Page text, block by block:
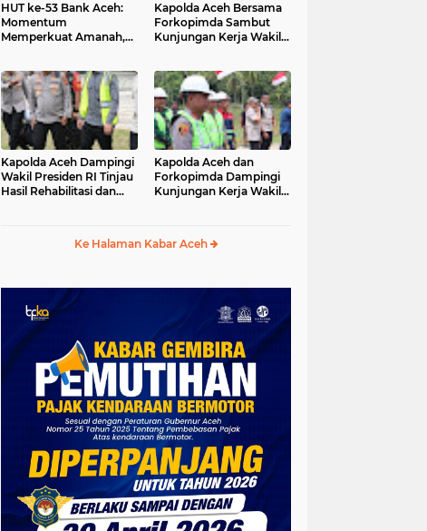
HUT ke-53 Bank Aceh:
Momentum
Memperkuat Amanah,
Kapolda Aceh Bersama
Forkopimda Sambut
Kunjungan Kerja Wakil
Kapolda Aceh Dampingi
Wakil Presiden RI Tinjau
Hasil Rehabilitasi dan
Kapolda Aceh dan
Forkopimda Dampingi
Kunjungan Kerja Wakil
Ke Halaman Kabar Aceh